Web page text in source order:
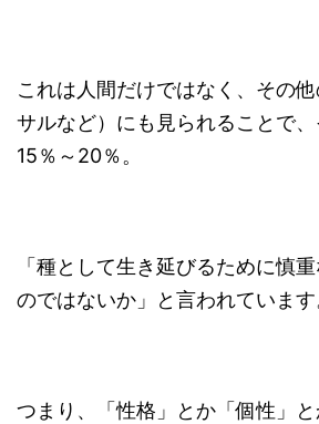
これは人間だけではなく、その他
サルなど）にも見られることで
15％～20％。
「種として生き延びるために慎
のではないか」と言われています
つまり、「性格」とか「個性」